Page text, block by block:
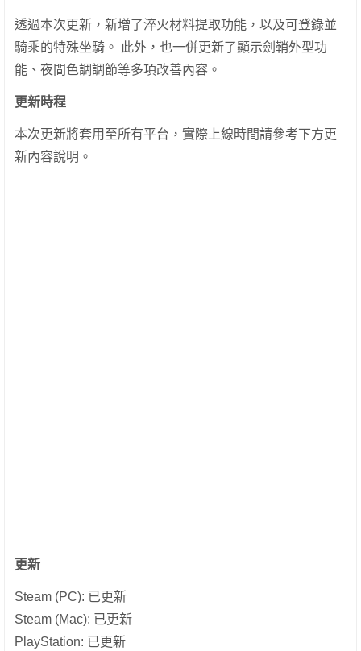
透過本次更新，新增了淬火材料提取功能，以及可登錄並
騎乘的特殊坐騎。 此外，也一併更新了顯示劍鞘外型功
能、夜間色調調節等多項改善內容。
更新時程
本次更新將套用至所有平台，實際上線時間請參考下方更
新內容說明。
更新
Steam (PC): 已更新
Steam (Mac): 已更新
PlayStation: 已更新